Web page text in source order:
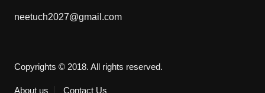
neetuch2027@gmail.com
Copyrights © 2018. All rights reserved.
About us Contact Us